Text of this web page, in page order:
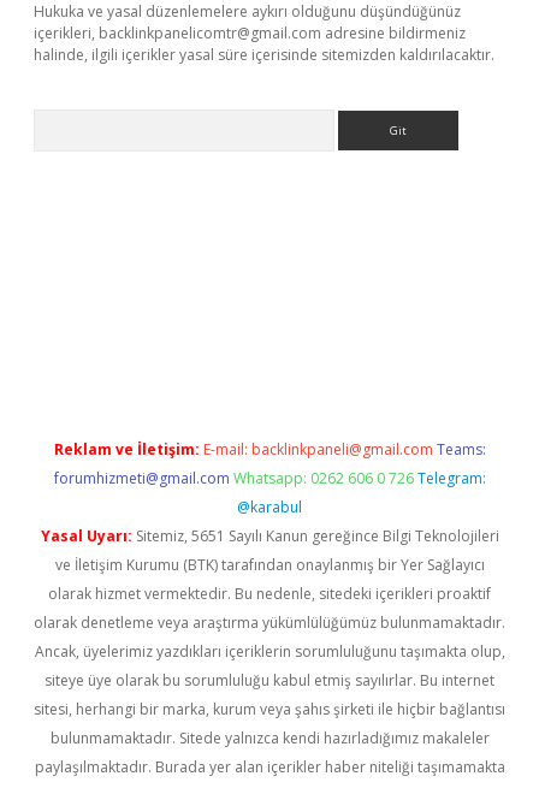
Hukuka ve yasal düzenlemelere aykırı olduğunu düşündüğünüz
içerikleri, backlinkpanelicomtr@gmail.com adresine bildirmeniz
halinde, ilgili içerikler yasal süre içerisinde sitemizden kaldırılacaktır.
Reklam ve İletişim: E-mail: backlinkpaneli@gmail.com Teams:
forumhizmeti@gmail.com Whatsapp: 0262 606 0 726 Telegram:
@karabul
Yasal Uyarı: Sitemiz, 5651 Sayılı Kanun gereğince Bilgi Teknolojileri
ve İletişim Kurumu (BTK) tarafından onaylanmış bir Yer Sağlayıcı
olarak hizmet vermektedir. Bu nedenle, sitedeki içerikleri proaktif
olarak denetleme veya araştırma yükümlülüğümüz bulunmamaktadır.
Ancak, üyelerimiz yazdıkları içeriklerin sorumluluğunu taşımakta olup,
siteye üye olarak bu sorumluluğu kabul etmiş sayılırlar. Bu internet
sitesi, herhangi bir marka, kurum veya şahıs şirketi ile hiçbir bağlantısı
bulunmamaktadır. Sitede yalnızca kendi hazırladığımız makaleler
paylaşılmaktadır. Burada yer alan içerikler haber niteliği taşımamakta